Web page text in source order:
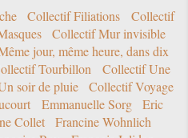
Collectif Filiations
Collectif
Collectif Mur invisible
jour, même heure, dans dix
Tourbillon
Collectif Une
soir de pluie
Collectif Voyage
Emmanuelle Sorg
Eric
Collet
Francine Wohnlich